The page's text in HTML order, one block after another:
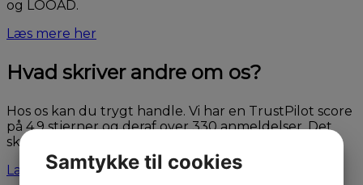
og LOOAD.
Læs mere her
Hvad skriver andre om os?
Hos os kan du trygt handle. Vi har en TrustPilot score
på 4,9 stjerner og deraf over 330 anmeldelser. Det
skal være trygt at handle bil.
Læs TrustPilot anmeldelser her
Samtykke til cookies